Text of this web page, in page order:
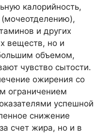
калорийность,
(мочеотделению),
и других
веществ, но и
объемом,
чувство сытости.
ожирения со
ограничением
успешной
снижение
счет жира, но и в